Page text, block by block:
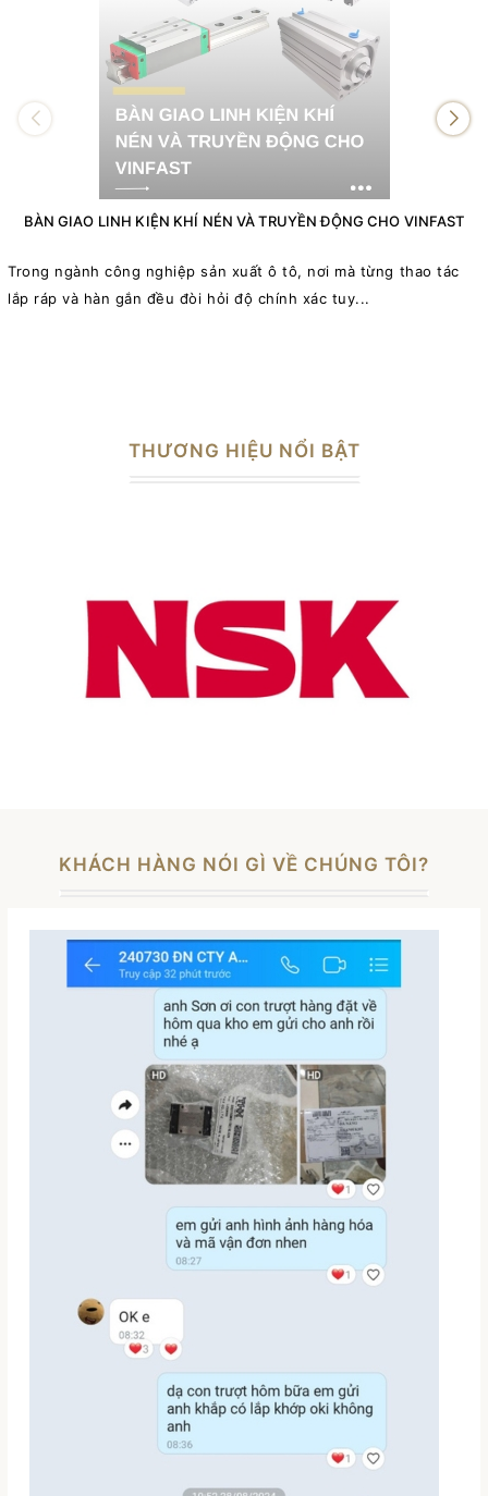
BÀN GIAO LINH KIỆN KHÍ NÉN VÀ TRUYỀN ĐỘNG CHO VINFAST
Trong ngành công nghiệp sản xuất ô tô, nơi mà từng thao tác
lắp ráp và hàn gắn đều đòi hỏi độ chính xác tuy...
THƯƠNG HIỆU NỔI BẬT
KHÁCH HÀNG NÓI GÌ VỀ CHÚNG TÔI?